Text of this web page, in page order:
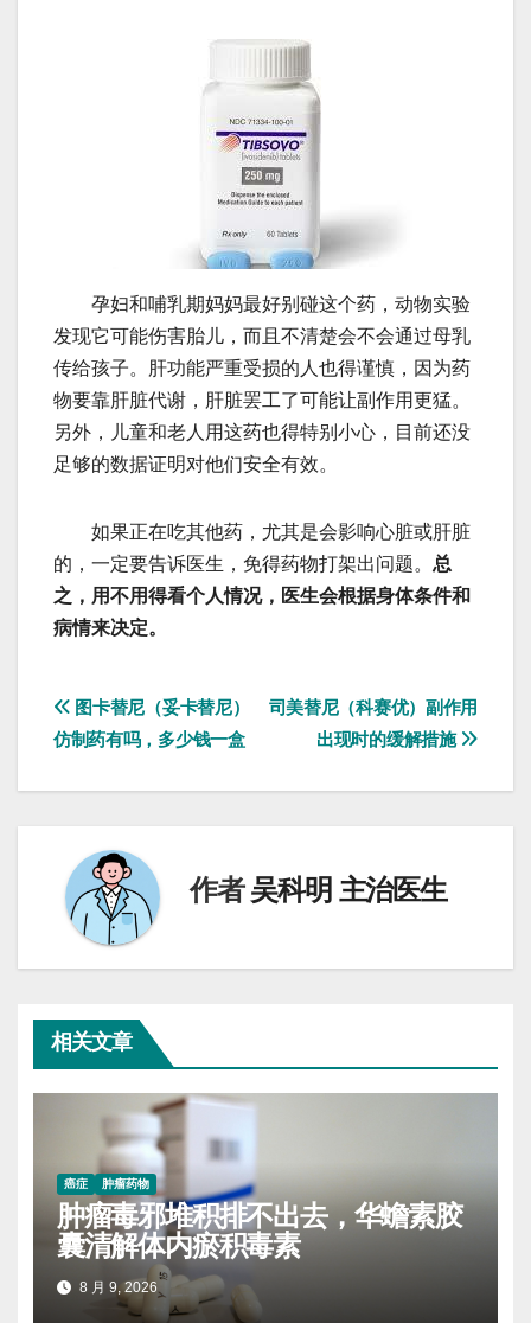
孕妇和哺乳期妈妈最好别碰这个药，动物实验
发现它可能伤害胎儿，而且不清楚会不会通过母乳
传给孩子。肝功能严重受损的人也得谨慎，因为药
物要靠肝脏代谢，肝脏罢工了可能让副作用更猛。
另外，儿童和老人用这药也得特别小心，目前还没
足够的数据证明对他们安全有效。
如果正在吃其他药，尤其是会影响心脏或肝脏
的，一定要告诉医生，免得药物打架出问题。 总
之，用不用得看个人情况，医生会根据身体条件和
病情来决定。
文
章
航
司美替尼（科赛优）副作用
出现时的缓解措施
图卡替尼（妥卡替尼）
仿制药有吗，多少钱一盒
作者吴科明 主治医生
相关文章
癌症 肿瘤药物
肿瘤毒邪堆积排不出去，华蟾素胶
囊清解体内瘀积毒素
8 月 9, 2026